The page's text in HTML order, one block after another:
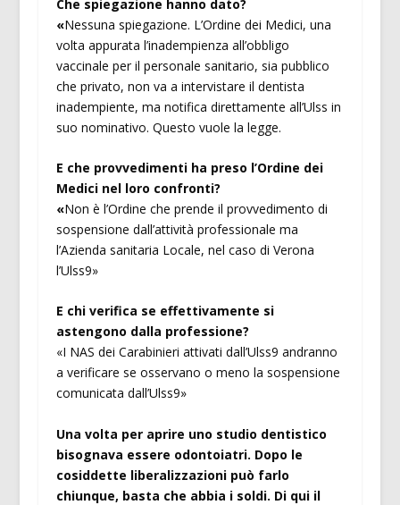
Che spiegazione hanno dato?
«Nessuna spiegazione. L’Ordine dei Medici, una
volta appurata l’inadempienza all’obbligo
vaccinale per il personale sanitario, sia pubblico
che privato, non va a intervistare il dentista
inadempiente, ma notifica direttamente all’Ulss in
suo nominativo. Questo vuole la legge.
E che provvedimenti ha preso l’Ordine dei
Medici nel loro confronti?
«Non è l’Ordine che prende il provvedimento di
sospensione dall’attività professionale ma
l’Azienda sanitaria Locale, nel caso di Verona
l’Ulss9»
E chi verifica se effettivamente si
astengono dalla professione?
«I NAS dei Carabinieri attivati dall’Ulss9 andranno
a verificare se osservano o meno la sospensione
comunicata dall’Ulss9»
Una volta per aprire uno studio dentistico
bisognava essere odontoiatri. Dopo le
cosiddette liberalizzazioni può farlo
chiunque, basta che abbia i soldi. Di qui il